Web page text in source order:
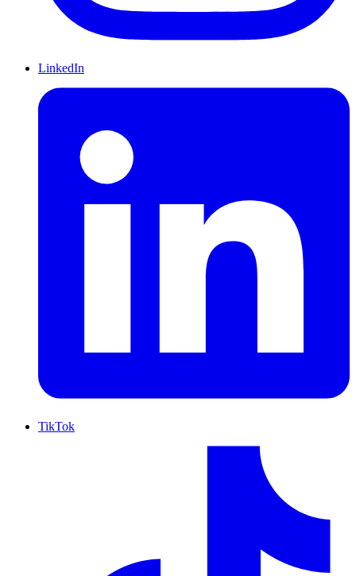
LinkedIn
TikTok